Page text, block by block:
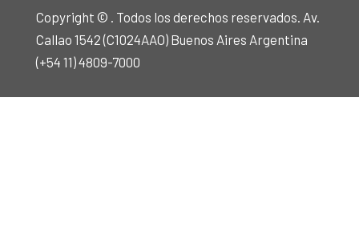
Copyright © . Todos los derechos reservados. Av.
Callao 1542 (C1024AAO) Buenos Aires Argentina
(+54 11) 4809-7000